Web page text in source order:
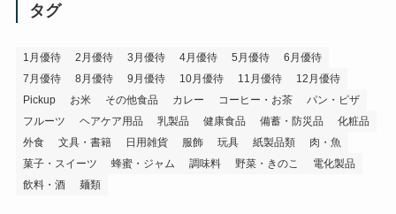
タグ
1月優待 2月優待 3月優待 4月優待 5月優待
6月優待
7月優待
8月優待 9月優待 10月優待 11月優待
12月優待
Pickup
お米 その他食品 カレー コーヒー・お茶
パン・ピザ
フルーツ
ヘアケア用品 乳製品 健康食品 備蓄・防災品
化粧品
外食
文具・書籍 日用雑貨 服飾 玩具 紙製品類
肉・魚
菓子・スイーツ
蜂蜜・ジャム 調味料 野菜・きのこ
電化製品
飲料・酒
麺類